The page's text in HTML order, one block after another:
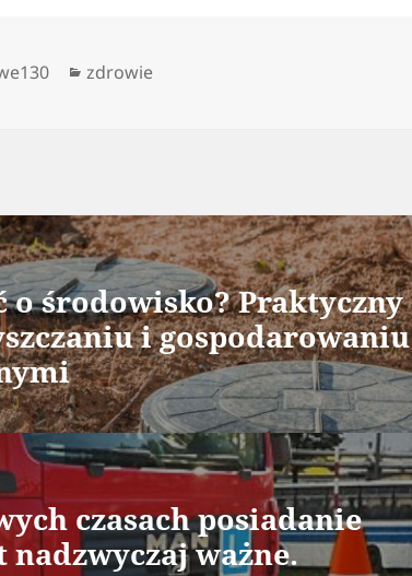
Kategorie
zdrowie
o środowisko? Praktyczny
i gospodarowaniu
czasach posiadanie
nadzwyczaj ważne.